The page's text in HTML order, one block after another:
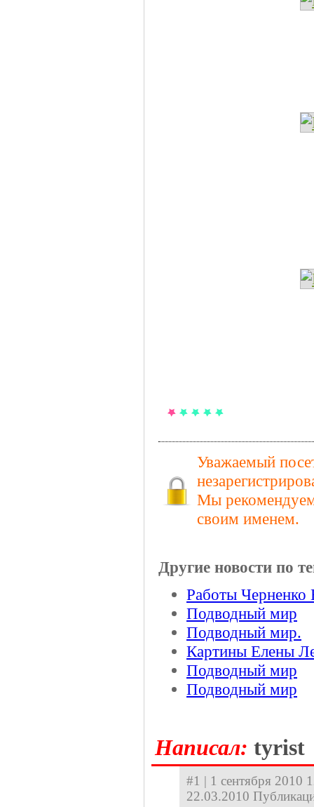
Уважаемый
Мы рекомендуем
своим именем.
Другие новости по
Работы Черненко
Подводный мир
Подводный мир.
Картины Елены
Подводный мир
Подводный мир
Hаписал: tyrist
#1 | 1 сентября 2010
22.03.2010